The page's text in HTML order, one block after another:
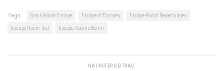
Tags: Black Room Escape Escape of Thrones
Escape Room Bewertungen
Escape Room Test
Escape Rooms Berlin
NÄCHSTER BEITRAG